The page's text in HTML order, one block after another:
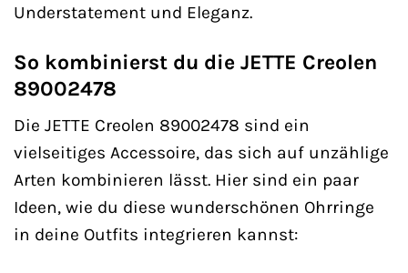
Understatement und Eleganz.
So kombinierst du die JETTE Creolen
89002478
Die JETTE Creolen 89002478 sind ein
vielseitiges Accessoire, das sich auf unzählige
Arten kombinieren lässt. Hier sind ein paar
Ideen, wie du diese wunderschönen Ohrringe
in deine Outfits integrieren kannst: